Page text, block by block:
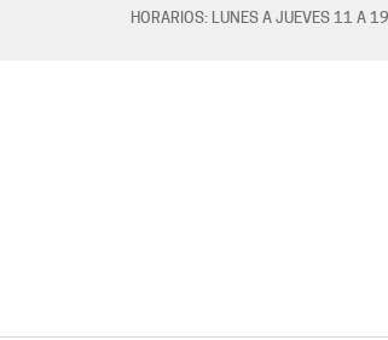
HORARIOS: LUNES A JUEVES 11 A